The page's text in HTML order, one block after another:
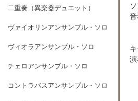
二重奏（異楽器デュエット）
ヴァイオリンアンサンブル・ソロ
ヴィオラアンサンブル・ソロ
チェロアンサンブル・ソロ
コントラバスアンサンブル・ソロ